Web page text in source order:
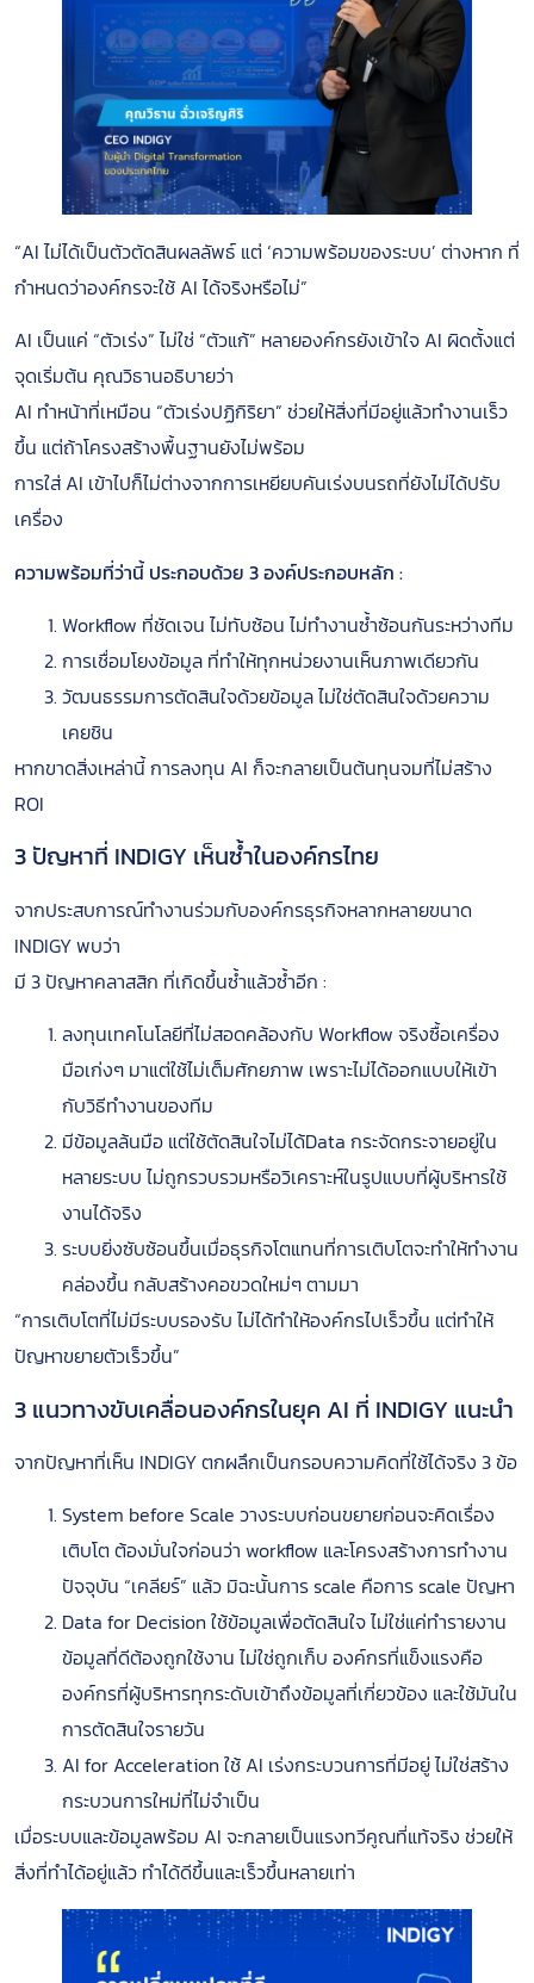
“AI ไม่ได้เป็นตัวตัดสินผลลัพธ์ แต่ ‘ความพร้อมของระบบ’ ต่างหาก ที่
กำหนดว่าองค์กรจะใช้ AI ได้จริงหรือไม่”
AI เป็นแค่ “ตัวเร่ง” ไม่ใช่ “ตัวแก้” หลายองค์กรยังเข้าใจ AI ผิดตั้งแต่
จุดเริ่มต้น คุณวิธานอธิบายว่า
AI ทำหน้าที่เหมือน “ตัวเร่งปฏิกิริยา” ช่วยให้สิ่งที่มีอยู่แล้วทำงานเร็ว
ขึ้น แต่ถ้าโครงสร้างพื้นฐานยังไม่พร้อม
การใส่ AI เข้าไปก็ไม่ต่างจากการเหยียบคันเร่งบนรถที่ยังไม่ได้ปรับ
เครื่อง
ความพร้อมที่ว่านี้ ประกอบด้วย 3 องค์ประกอบหลัก :
Workflow ที่ชัดเจน ไม่ทับซ้อน ไม่ทำงานซ้ำซ้อนกันระหว่างทีม
การเชื่อมโยงข้อมูล ที่ทำให้ทุกหน่วยงานเห็นภาพเดียวกัน
วัฒนธรรมการตัดสินใจด้วยข้อมูล ไม่ใช่ตัดสินใจด้วยความ
เคยชิน
หากขาดสิ่งเหล่านี้ การลงทุน AI ก็จะกลายเป็นต้นทุนจมที่ไม่สร้าง
ROI
3 ปัญหาที่ INDIGY เห็นซ้ำในองค์กรไทย
จากประสบการณ์ทำงานร่วมกับองค์กรธุรกิจหลากหลายขนาด
INDIGY พบว่า
มี 3 ปัญหาคลาสสิก ที่เกิดขึ้นซ้ำแล้วซ้ำอีก :
ลงทุนเทคโนโลยีที่ไม่สอดคล้องกับ Workflow จริงซื้อเครื่อง
มือเก่งๆ มาแต่ใช้ไม่เต็มศักยภาพ เพราะไม่ได้ออกแบบให้เข้า
กับวิธีทำงานของทีม
มีข้อมูลล้นมือ แต่ใช้ตัดสินใจไม่ได้Data กระจัดกระจายอยู่ใน
หลายระบบ ไม่ถูกรวบรวมหรือวิเคราะห์ในรูปแบบที่ผู้บริหารใช้
งานได้จริง
ระบบยิ่งซับซ้อนขึ้นเมื่อธุรกิจโตแทนที่การเติบโตจะทำให้ทำงาน
คล่องขึ้น กลับสร้างคอขวดใหม่ๆ ตามมา
“การเติบโตที่ไม่มีระบบรองรับ ไม่ได้ทำให้องค์กรไปเร็วขึ้น แต่ทำให้
ปัญหาขยายตัวเร็วขึ้น”
3 แนวทางขับเคลื่อนองค์กรในยุค AI ที่ INDIGY แนะนำ
จากปัญหาที่เห็น INDIGY ตกผลึกเป็นกรอบความคิดที่ใช้ได้จริง 3 ข้อ
System before Scale วางระบบก่อนขยายก่อนจะคิดเรื่อง
เติบโต ต้องมั่นใจก่อนว่า workflow และโครงสร้างการทำงาน
ปัจจุบัน “เคลียร์” แล้ว มิฉะนั้นการ scale คือการ scale ปัญหา
Data for Decision ใช้ข้อมูลเพื่อตัดสินใจ ไม่ใช่แค่ทำรายงาน
ข้อมูลที่ดีต้องถูกใช้งาน ไม่ใช่ถูกเก็บ องค์กรที่แข็งแรงคือ
องค์กรที่ผู้บริหารทุกระดับเข้าถึงข้อมูลที่เกี่ยวข้อง และใช้มันใน
การตัดสินใจรายวัน
AI for Acceleration ใช้ AI เร่งกระบวนการที่มีอยู่ ไม่ใช่สร้าง
กระบวนการใหม่ที่ไม่จำเป็น
เมื่อระบบและข้อมูลพร้อม AI จะกลายเป็นแรงทวีคูณที่แท้จริง ช่วยให้
สิ่งที่ทำได้อยู่แล้ว ทำได้ดีขึ้นและเร็วขึ้นหลายเท่า